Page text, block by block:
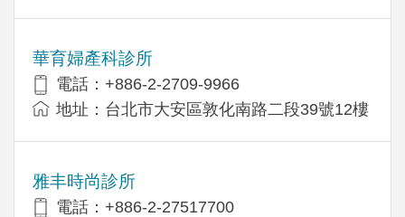
華育婦產科診所
電話：+886-2-2709-9966
地址：台北市大安區敦化南路二段39號12樓
雅丰時尚診所
電話：+886-2-27517700